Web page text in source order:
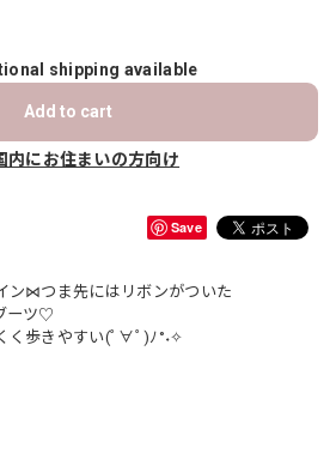
shipping available
Add to cart
内にお住まいの方向け
Save
ン⋈つま先にはリボンがついた
ーツ♡
く歩きやすい(ﾟ∀ﾟ)ﾉ°˖✧